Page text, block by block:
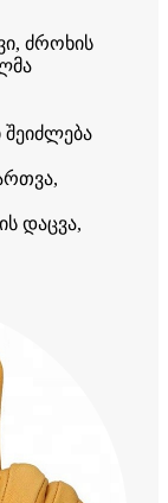
ძროხის
დაცვა,